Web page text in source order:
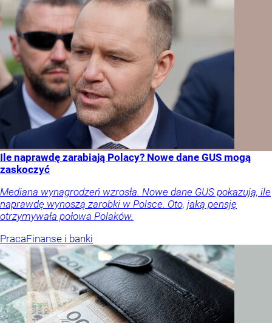
Ile naprawdę zarabiają Polacy? Nowe dane GUS mogą
zaskoczyć
Mediana wynagrodzeń wzrosła. Nowe dane GUS pokazują, ile
naprawdę wynoszą zarobki w Polsce. Oto, jaką pensję
otrzymywała połowa Polaków.
PracaFinanse i banki